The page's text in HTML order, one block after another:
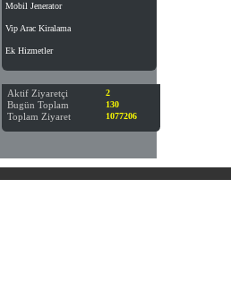
Mobil Jenerator
Vip Arac Kiralama
Ek Hizmetler
Aktif Ziyaretçi 2
Bugün Toplam 130
Toplam Ziyaret 1077206